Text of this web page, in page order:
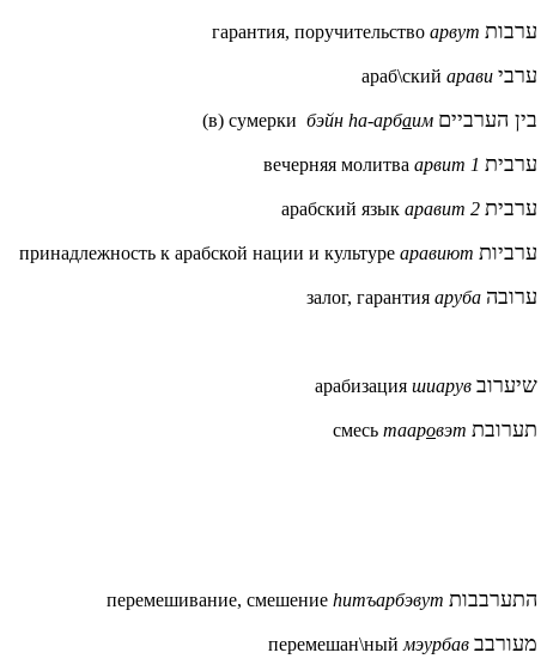
гарантия, поручительство арвут ערבות
араб\ский арави ערבי
(в) сумерки бэйн hа-арбаим בין הערביים
вечерняя молитва арвит 1 ערבית
арабский язык аравит 2 ערבית
принадлежность к арабской нации и культуре аравиют ערביות
залог, гарантия аруба ערובה
арабизация шиарув שיערוב
смесь тааровэт תערובת
перемешивание, смешение hитъарбэвут התערבבות
перемешан\ный мэурбав מעורבב